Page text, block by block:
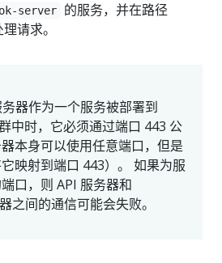
server
的服务，并在路径
请求。
器作为一个服务被部署到
中时，它必须通过端口 443 公
本身可以使用任意端口，但是
映射到端口 443）。 如果为服
口，则 API 服务器和
之间的通信可能会失败。